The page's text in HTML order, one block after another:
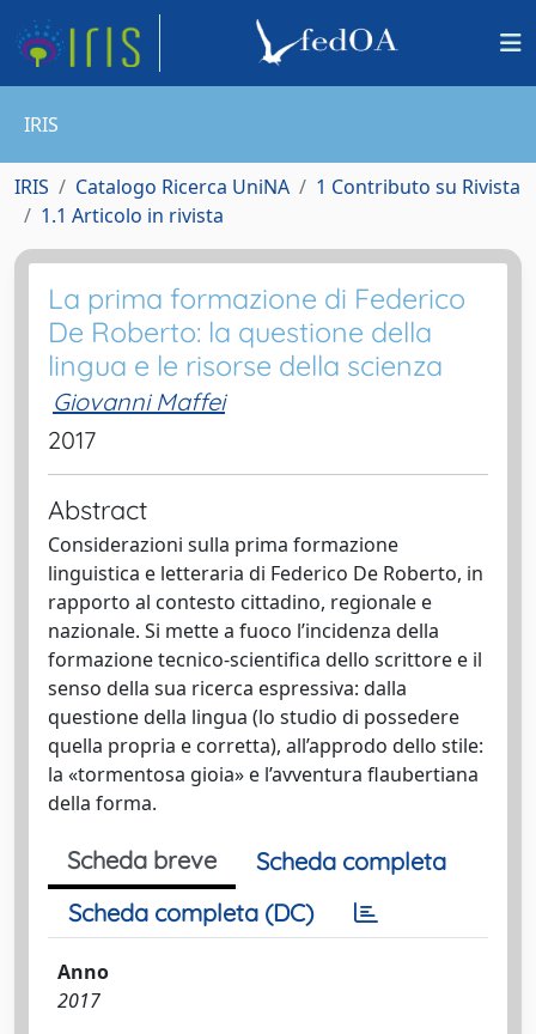
IRIS
IRIS Catalogo Ricerca UniNA
1 Contributo su Rivista
1.1 Articolo in rivista
La prima formazione di Federico
De Roberto: la questione della
lingua e le risorse della scienza
Giovanni Maffei
2017
Abstract
Considerazioni sulla prima formazione
linguistica e letteraria di Federico De Roberto, in
rapporto al contesto cittadino, regionale e
nazionale. Si mette a fuoco l’incidenza della
formazione tecnico-scientifica dello scrittore e il
senso della sua ricerca espressiva: dalla
questione della lingua (lo studio di possedere
quella propria e corretta), all’approdo dello stile:
la «tormentosa gioia» e l’avventura flaubertiana
della forma.
Scheda breve
Scheda completa
Scheda completa (DC)
Anno
2017